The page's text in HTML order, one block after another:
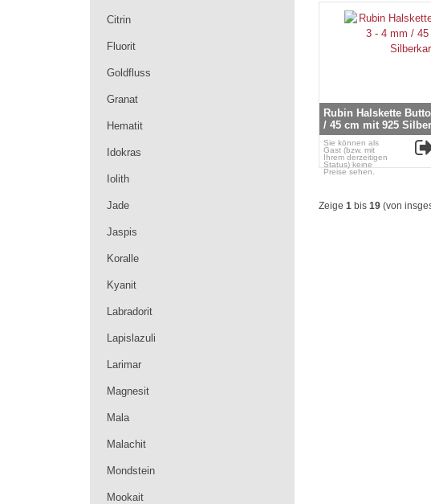
Rubin Halskette
/ 45 cm mit 925
Sie können als
Gast (bzw. mit
Ihrem derzeitigen
Status) keine
Preise sehen.
Zeige 1 bis 19 (von
Citrin
Fluorit
Goldfluss
Granat
Hematit
Idokras
Iolith
Jade
Jaspis
Koralle
Kyanit
Labradorit
Lapislazuli
Larimar
Magnesit
Mala
Malachit
Mondstein
Mookait